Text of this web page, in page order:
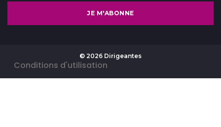
JE M'ABONNE
© 2026 Dirigeantes
Conditions d'utilisation